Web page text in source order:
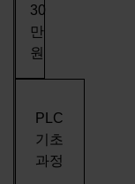
30
만
원
PLC
기초
과정